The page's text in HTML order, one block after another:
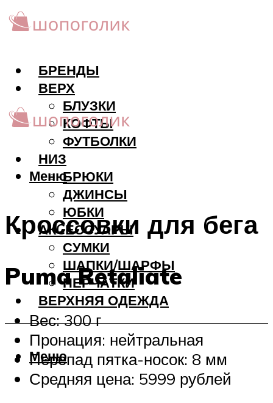
БРЕНДЫ
ВЕРХ
БЛУЗКИ
КОФТЫ
ФУТБОЛКИ
НИЗ
БРЮКИ
ДЖИНСЫ
ЮБКИ
АКCЕССУАРЫ
СУМКИ
ШАПКИ/ШАРФЫ
ПЕРЧАТКИ
ВЕРХНЯЯ ОДЕЖДА
Меню
Меню
Кроссовки для бега
Puma Retaliate
Вес: 300 г
Пронация: нейтральная
Перепад пятка-носок: 8 мм
Средняя цена: 5999 рублей